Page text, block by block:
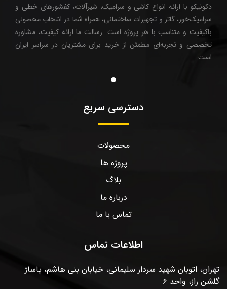
دکونیکو با ارائه انواع کاشی و سرامیک، شیرآلات، کفشورهای خطی و
سرامیک‌خور، گاتر و تجهیزات ساختمانی، همراه شما در انتخاب محصولی
باکیفیت و متناسب با هر پروژه است. رسالت ما ارائه کیفیت، مشاوره
تخصصی و تجربه‌ای مطمئن از خرید برای مشتریان در سراسر ایران
است.
دسترسی سریع
محصولات
پروژه ها
بلاگ
درباره ما
تماس با ما
اطلاعات تماس
تهران، اتوبان شهید سردار سلیمانی، خیابان بنی هاشم، پاساژ
گلشن راز، واحد ۶